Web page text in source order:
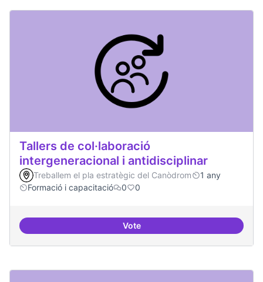
Tallers de col·laboració
intergeneracional i antidisciplinar
Treballem el pla estratègic del Canòdrom
1 any
Formació i capacitació
0 0
VoteTallers de col·laboració